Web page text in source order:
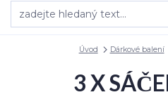
Úvod Dárkové balení
3 X